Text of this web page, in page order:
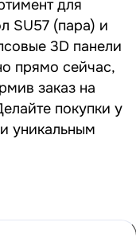
для
SU57 (пара) и
3D панели
прямо сейчас,
заказ на
покупки у
уникальным